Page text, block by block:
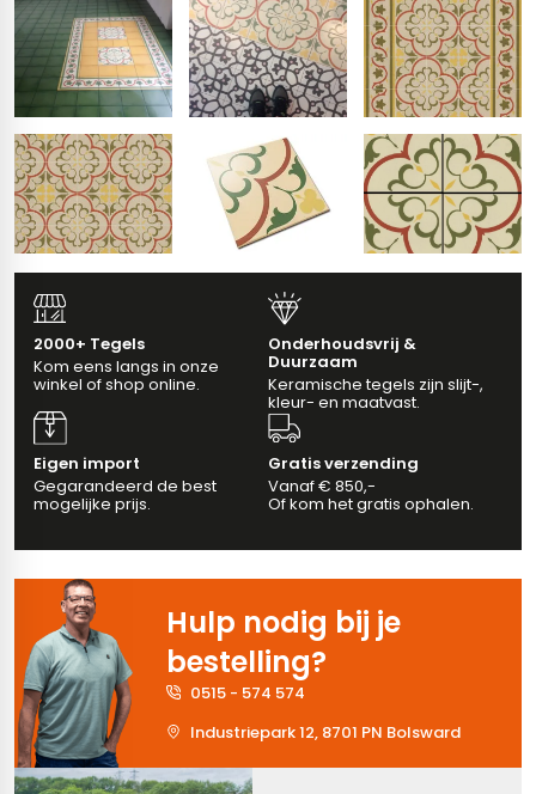
2000+ Tegels
Kom eens langs in onze
winkel of shop online.
Onderhoudsvrij &
Duurzaam
Keramische tegels zijn slijt-,
kleur- en maatvast.
Eigen import
Gegarandeerd de best
mogelijke prijs.
Gratis verzending
Vanaf € 850,-
Of kom het gratis ophalen.
Hulp nodig bij je
bestelling?
0515 - 574 574
Industriepark 12, 8701 PN Bolsward
33 x 33 cm